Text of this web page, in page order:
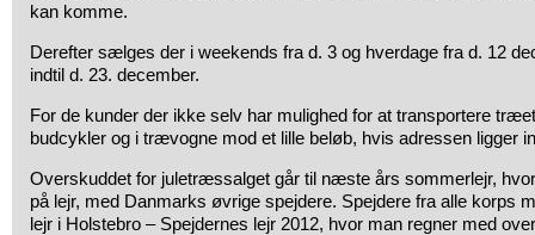
kan komme.
Derefter sælges der i weekends fra d. 3 og hverdage fra d. 12
indtil d. 23. december.
For de kunder der ikke selv har mulighed for at transportere
budcykler og i trævogne mod et lille beløb, hvis adressen ligger
Overskuddet for juletræssalget går til næste års sommerlejr,
på lejr, med Danmarks øvrige spejdere. Spejdere fra alle korps
lejr i Holstebro – Spejdernes lejr 2012, hvor man regner med